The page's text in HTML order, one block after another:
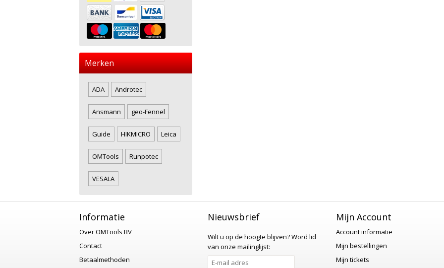
Merken
ADA Androtec
Ansmann geo-Fennel
Guide HIKMICRO Leica
OMTools Runpotec
VESALA
Informatie
Over OMTools BV
Contact
Betaalmethoden
Nieuwsbrief
Wilt u op de hoogte blijven?Word lid
van onze mailinglijst:
Mijn Account
Account informatie
Mijn bestellingen
Mijn tickets